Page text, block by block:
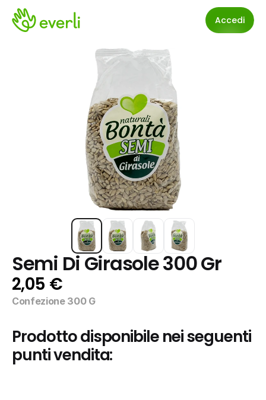
Accedi
Semi Di Girasole 300 Gr
2,05 €
Confezione 300 G
Prodotto disponibile nei seguenti
punti vendita: